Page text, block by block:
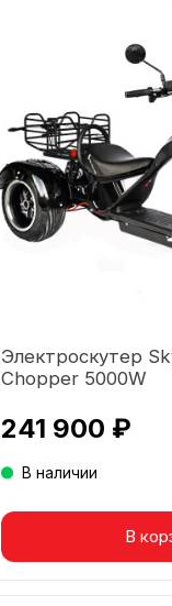
Товар в
Электроскутер
Chopper 5000W
241 900 ₽
В наличии
В